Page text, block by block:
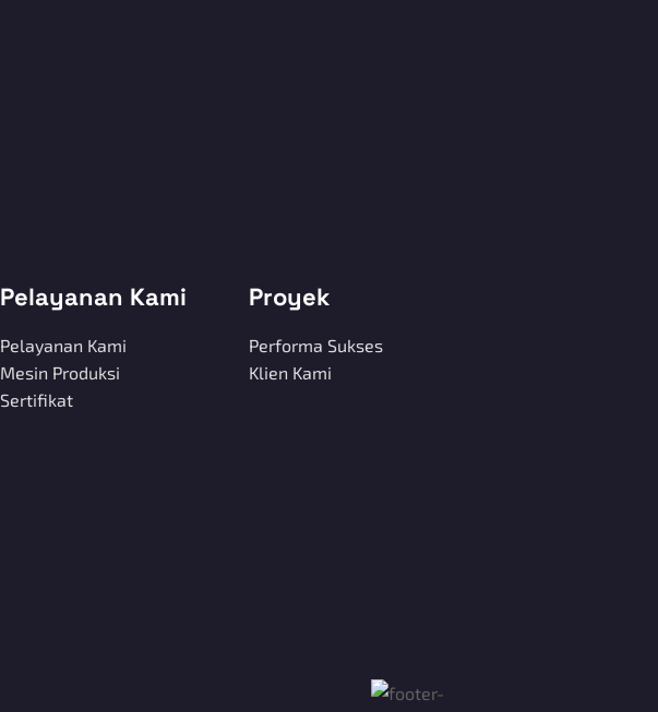
Pelayanan Kami
Pelayanan Kami
Mesin Produksi
Sertifikat
Proyek
Performa Sukses
Klien Kami